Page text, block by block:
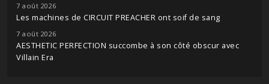
7 août 2026
Les machines de CIRCUIT PREACHER ont soif de sang
7 août 2026
AESTHETIC PERFECTION succombe à son côté obscur avec
Villain Era